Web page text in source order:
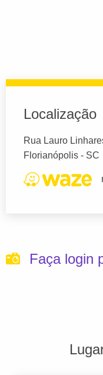
Localização
Rua Lauro
Florianópolis - SC
Faça login